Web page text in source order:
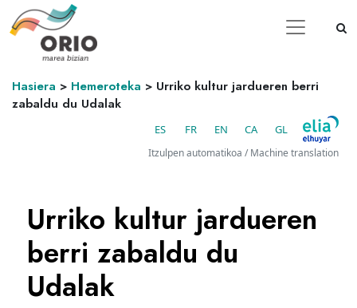
Hasiera > Hemeroteka > Urriko kultur jardueren berri
zabaldu du Udalak
ES FR EN CA GL
Itzulpen automatikoa / Machine translation
Urriko kultur jardueren
berri zabaldu du
Udalak